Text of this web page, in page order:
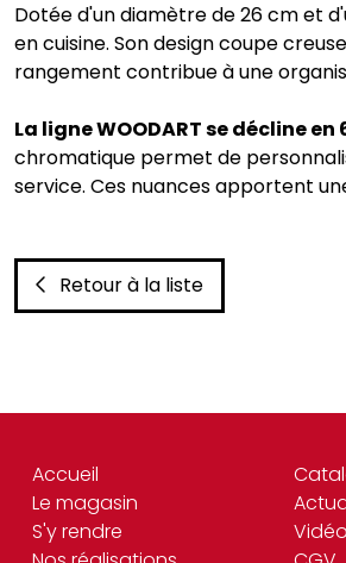
Dotée d'un diamètre de 26 cm et
en cuisine. Son design coupe
rangement contribue à une
La ligne WOODART se décline en
chromatique permet de
service. Ces nuances apportent
Retour à la liste
Accueil
Le magasin
S'y rendre